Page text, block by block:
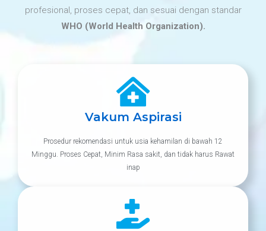
profesional, proses cepat, dan sesuai dengan standar
WHO (World Health Organization).
Vakum Aspirasi
Prosedur rekomendasi untuk usia kehamilan di bawah 12
Minggu. Proses Cepat, Minim Rasa sakit, dan tidak harus Rawat
inap